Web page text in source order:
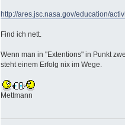
http://ares.jsc.nasa.gov/education/
Find ich nett.
Wenn man in "Extentions" in Punkt
steht einem Erfolg nix im Wege.
Mettmann